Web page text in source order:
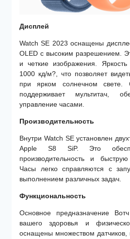
Дисплей
Watch SE 2023 оснащены
OLED с высоким разрешением.
и четкие изображения. Яркость
1000 кд/м?, что позволяет
при ярком солнечном свете.
поддерживает мультитач,
управление часами.
Производительность
Внутри Watch SE установлен
Apple S8 SiP. Это
производительность и
Часы легко справляются с
выполнением различных задач.
Функциональность
Основное предназначение
вашего здоровья и
оснащены множеством датчиков,